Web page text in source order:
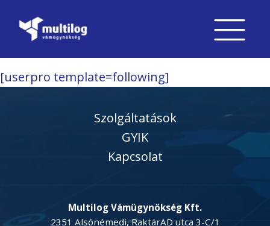
[userpro template=following]
Multilog Vámügynökség Kft.
2351 Alsónémedi, RaktárAD utca 3-C/1
Szolgáltatások
GYIK
Kapcsolat